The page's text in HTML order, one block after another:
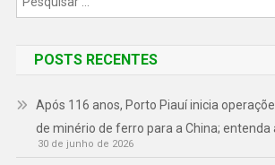
POSTS RECENTES
Após 116 anos, Porto Piauí inicia
de minério de ferro para a China; entenda
30 de junho de 2026